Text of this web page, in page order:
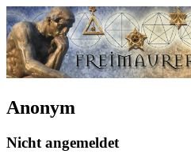
Anonym
Nicht angemeldet